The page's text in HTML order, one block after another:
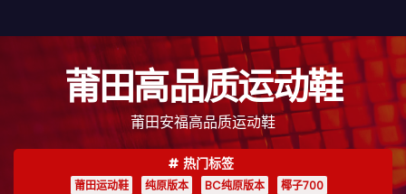
至
莆田高品质运动鞋
莆田安福高品质运动鞋
热门标签
莆田运动鞋 纯原版本 BC纯原版本
椰子700